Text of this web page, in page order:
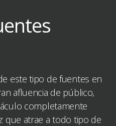
este tipo de fuentes en
afluencia de público,
completamente
que atrae a todo tipo de